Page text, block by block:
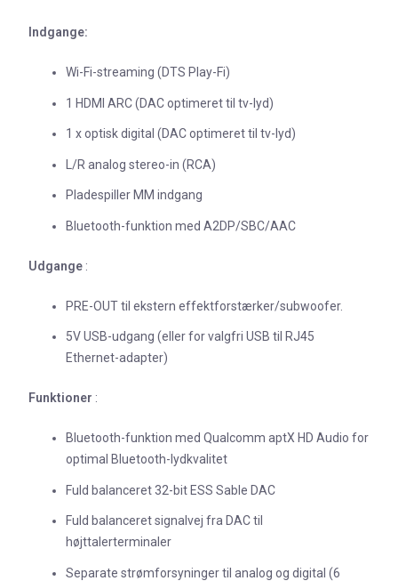
Indgange:
Wi-Fi-streaming (DTS Play-Fi)
1 HDMI ARC (DAC optimeret til tv-lyd)
1 x optisk digital (DAC optimeret til tv-lyd)
L/R analog stereo-in (RCA)
Pladespiller MM indgang
Bluetooth-funktion med A2DP/SBC/AAC
Udgange :
PRE-OUT til ekstern effektforstærker/subwoofer.
5V USB-udgang (eller for valgfri USB til RJ45
Ethernet-adapter)
Funktioner :
Bluetooth-funktion med Qualcomm aptX HD Audio for
optimal Bluetooth-lydkvalitet
Fuld balanceret 32-bit ESS Sable DAC
Fuld balanceret signalvej fra DAC til
højttalerterminaler
Separate strømforsyninger til analog og digital (6